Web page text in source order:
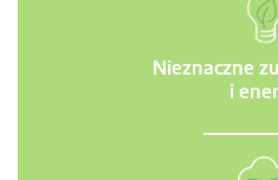
Nieznaczne
i